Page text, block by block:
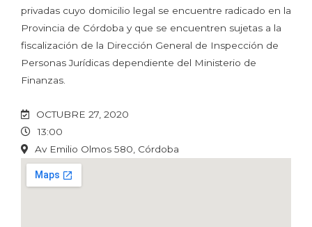
privadas cuyo domicilio legal se encuentre radicado en la
Provincia de Córdoba y que se encuentren sujetas a la
fiscalización de la Dirección General de Inspección de
Personas Jurídicas dependiente del Ministerio de
Finanzas.
OCTUBRE 27, 2020
13:00
Av Emilio Olmos 580, Córdoba